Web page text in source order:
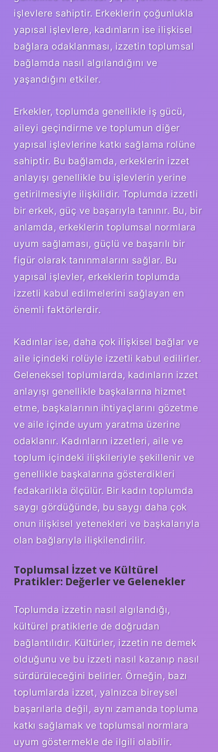
işlevlere sahiptir. Erkeklerin çoğunlukla
yapısal işlevlere, kadınların ise ilişkisel
bağlara odaklanması, izzetin toplumsal
bağlamda nasıl algılandığını ve
yaşandığını etkiler.
Erkekler, toplumda genellikle iş gücü,
aileyi geçindirme ve toplumun diğer
yapısal işlevlerine katkı sağlama rolüne
sahiptir. Bu bağlamda, erkeklerin izzet
anlayışı genellikle bu işlevlerin yerine
getirilmesiyle ilişkilidir. Toplumda izzetli
bir erkek, güç ve başarıyla tanınır. Bu, bir
anlamda, erkeklerin toplumsal normlara
uyum sağlaması, güçlü ve başarılı bir
figür olarak tanınmalarını sağlar. Bu
yapısal işlevler, erkeklerin toplumda
izzetli kabul edilmelerini sağlayan en
önemli faktörlerdir.
Kadınlar ise, daha çok ilişkisel bağlar ve
aile içindeki rolüyle izzetli kabul edilirler.
Geleneksel toplumlarda, kadınların izzet
anlayışı genellikle başkalarına hizmet
etme, başkalarının ihtiyaçlarını gözetme
ve aile içinde uyum yaratma üzerine
odaklanır. Kadınların izzetleri, aile ve
toplum içindeki ilişkileriyle şekillenir ve
genellikle başkalarına gösterdikleri
fedakarlıkla ölçülür. Bir kadın toplumda
saygı gördüğünde, bu saygı daha çok
onun ilişkisel yetenekleri ve başkalarıyla
olan bağlarıyla ilişkilendirilir.
Toplumsal İzzet ve Kültürel
Pratikler: Değerler ve Gelenekler
Toplumda izzetin nasıl algılandığı,
kültürel pratiklerle de doğrudan
bağlantılıdır. Kültürler, izzetin ne demek
olduğunu ve bu izzeti nasıl kazanıp nasıl
sürdürüleceğini belirler. Örneğin, bazı
toplumlarda izzet, yalnızca bireysel
başarılarla değil, aynı zamanda topluma
katkı sağlamak ve toplumsal normlara
uyum göstermekle de ilgili olabilir.